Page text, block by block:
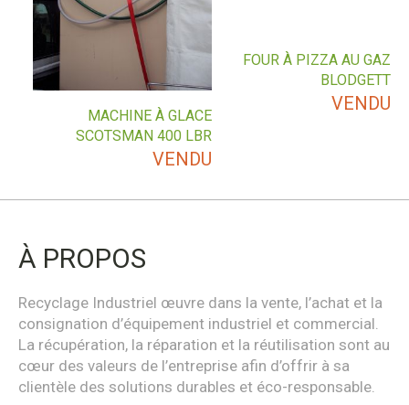
FOUR À PIZZA AU GAZ
BLODGETT
VENDU
MACHINE À GLACE
SCOTSMAN 400 LBR
VENDU
À PROPOS
Recyclage Industriel œuvre dans la vente, l’achat et la
consignation d’équipement industriel et commercial.
La récupération, la réparation et la réutilisation sont au
cœur des valeurs de l’entreprise afin d’offrir à sa
clientèle des solutions durables et éco-responsable.